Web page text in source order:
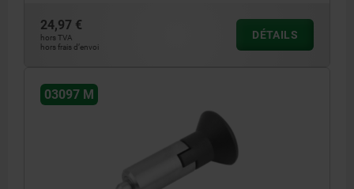
24,97 €
hors TVA
hors frais d’envoi
DÉTAILS
03097 M